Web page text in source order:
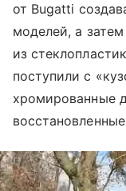
от Bugatti
моделей, а затем
из
поступили с
хромированные